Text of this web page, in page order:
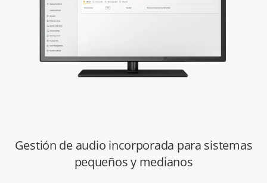
Gestión de audio incorporada para sistemas
pequeños y medianos